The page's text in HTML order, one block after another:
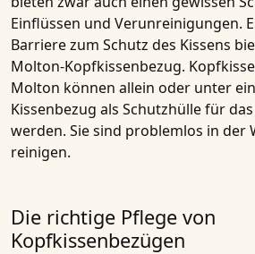
Einflüssen und Verunreinigungen.
Barriere zum Schutz des Kissens
Molton-Kopfkissenbezug.
Molton können allein oder unter
Kissenbezug als Schutzhülle für
werden. Sie sind problemlos in der
reinigen.
Die richtige Pflege von
Kopfkissenbezügen